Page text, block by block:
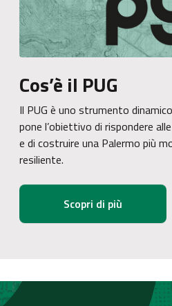
Cos’è il PUG
Il PUG è uno strumento
pone l’obiettivo di rispondere
e di costruire una Palermo più
resiliente.
Scopri di più